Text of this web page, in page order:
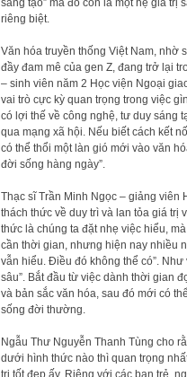
riêng biệt.
Văn hóa truyền thống Việt Nam, nhờ
đầy đam mê của gen Z, đang trở lại
– sinh viên năm 2 Học viện Ngoại
vai trò cực kỳ quan trọng trong việc
có lợi thế về công nghệ, tư duy sáng
qua mạng xã hội. Nếu biết cách kết
có thể thổi một làn gió mới vào văn
đời sống hàng ngày”.
Thạc sĩ Trần Minh Ngọc – giảng viên
thách thức về duy trì và lan tỏa giá trị
thức là chúng ta đặt nhẹ việc hiểu,
cần thời gian, nhưng hiện nay nhiều
vẫn hiểu. Điều đó không thể có”. Như
sâu”. Bắt đầu từ việc dành thời gian
và bản sắc văn hóa, sau đó mới có
sống đời thường.
Ngẫu Thư Nguyễn Thanh Tùng cho
dưới hình thức nào thì quan trọng
trị tốt đẹp ấy. Riêng với các bạn trẻ,